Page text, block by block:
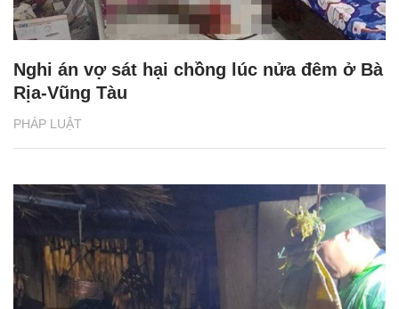
PHÁP LUẬT
Nghi án vợ sát hại chồng lúc nửa đêm ở Bà
Rịa-Vũng Tàu